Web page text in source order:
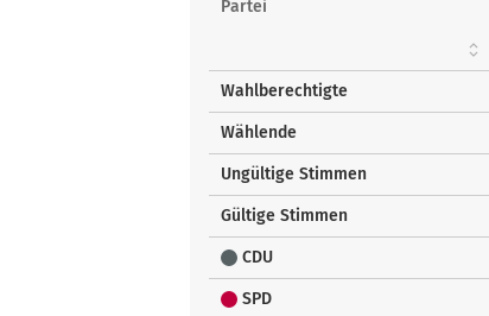
Partei
Wahlberechtigte
Wählende
Ungültige Stimmen
Gültige Stimmen
CDU
SPD